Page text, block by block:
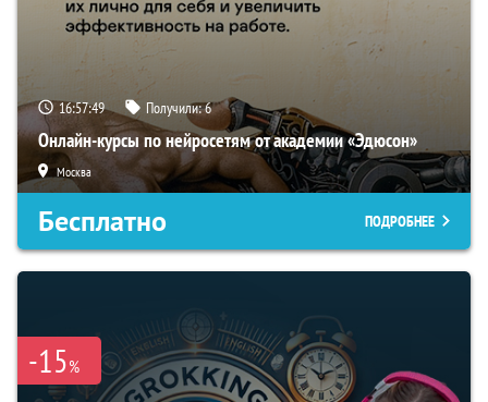
16:57:48 Получили:6
Онлайн-курсы по нейросетям от академии «Эдюсон»
Москва
Бесплатно ПОДРОБНЕЕ
-15%